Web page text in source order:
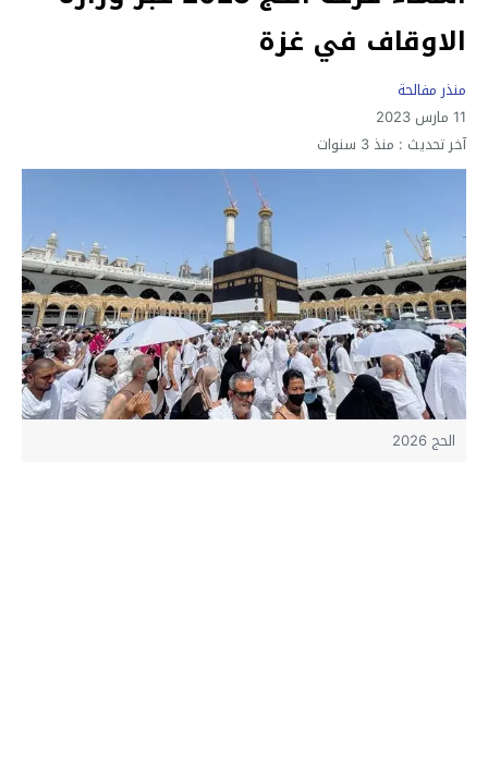
الاوقاف في غزة
منذر مفالحة
11 مارس 2023
آخر تحديث : منذ 3 سنوات
الحج 2026